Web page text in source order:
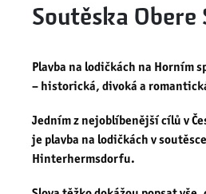
Soutěska Obere
Plavba na lodičkách na Horním
– historická, divoká a
Jedním z nejoblíbenější cílů v
je plavba na lodičkách v
Hinterhermsdorfu.